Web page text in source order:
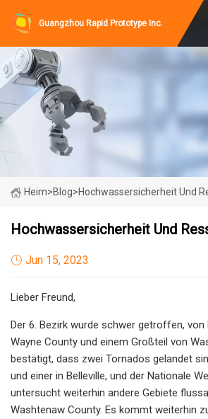
Guangzhou Rapid Prototype Inc.
Heim>Blog>Hochwassersicherheit Und
Hochwassersicherheit Und
Jun 15, 2023
Lieber Freund,
Der 6. Bezirk wurde schwer getroffen, von
Wayne County und einem Großteil von
bestätigt, dass zwei Tornados gelandet
und einer in Belleville, und der Nationale
untersucht weiterhin andere Gebiete
Washtenaw County. Es kommt weiterhin